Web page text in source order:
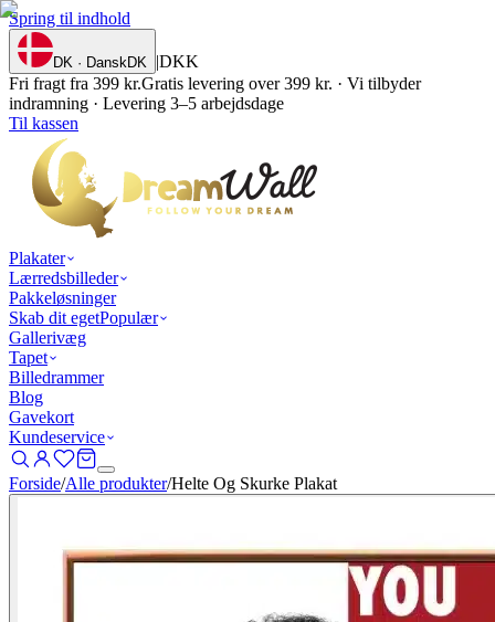
Spring til indhold
DK · DanskDK |DKK
Fri fragt fra 399 kr.Gratis levering over 399 kr. · Vi tilbyder
indramning · Levering 3–5 arbejdsdage
Til kassen
Plakater
Lærredsbilleder
Pakkeløsninger
Skab dit egetPopulær
Gallerivæg
Tapet
Billedrammer
Blog
Gavekort
Kundeservice
Forside/Alle produkter/Helte Og Skurke Plakat